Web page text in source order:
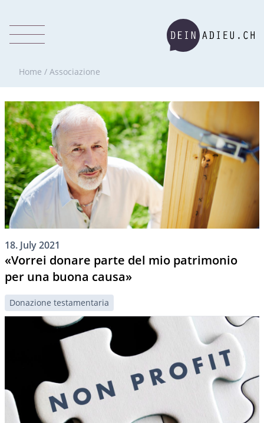
Home / Associazione
18. July 2021
«Vorrei donare parte del mio patrimonio
per una buona causa»
Donazione testamentaria